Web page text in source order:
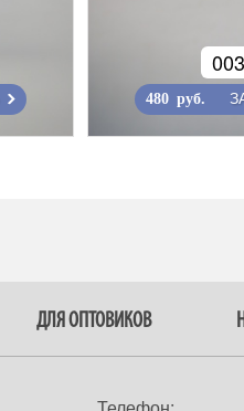
480 руб.
ДЛЯ ОПТОВИКОВ